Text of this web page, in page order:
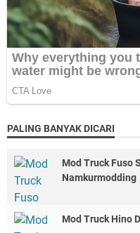
PALING BANYAK DICARI
Mod Truck Fuso
Namkurmodding
Mod Truck Hino